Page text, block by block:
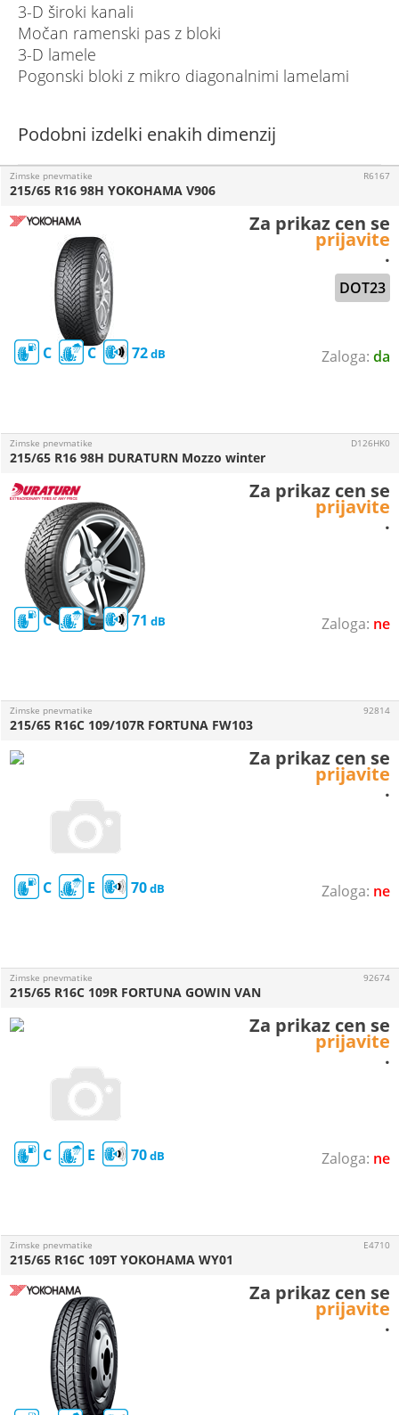
3-D široki kanali
Močan ramenski pas z bloki
3-D lamele
Pogonski bloki z mikro diagonalnimi lamelami
Podobni izdelki enakih dimenzij
da
Zimske pnevmatike
C C 72
DOT23
215/65 R16 98H YOKOHAMA V906
R6167
Za prikaz cen se
prijavite
.
ne
Zimske pnevmatike
C C 71
215/65 R16 98H DURATURN Mozzo winter
D126HK0
Za prikaz cen se
prijavite
.
ne
Zimske pnevmatike
C E 70
215/65 R16C 109/107R FORTUNA FW103
92814
Za prikaz cen se
prijavite
.
ne
Zimske pnevmatike
C E 70
215/65 R16C 109R FORTUNA GOWIN VAN
92674
Za prikaz cen se
prijavite
.
Zimske pnevmatike
215/65 R16C 109T YOKOHAMA WY01
E4710
Za prikaz cen se
prijavite
.